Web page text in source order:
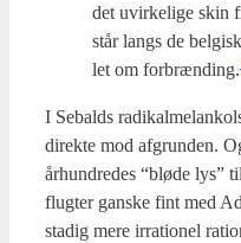
det uvir­ke­li­ge skin
står langs de
let om forbrænding.
I Sebalds
direk­te mod afgrun­den.
århund­re­des “blø­de lys”
flug­ter gan­ske fint med
sta­dig mere irra­tio­nel